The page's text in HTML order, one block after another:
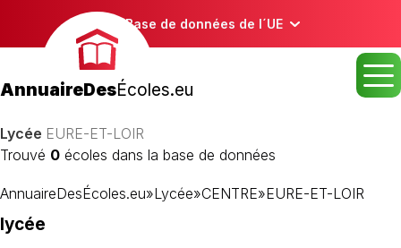
Base de données de l´UE
AnnuaireDesÉcoles.eu
Lycée EURE-ET-LOIR
Trouvé 0 écoles dans la base de données
AnnuaireDesÉcoles.eu»Lycée»CENTRE»EURE-ET-LOIR
lycée